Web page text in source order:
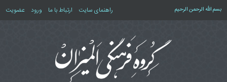
بسم الله الرحمن الرحیم راهنمای سایت ارتباط با ما ورود عضویت